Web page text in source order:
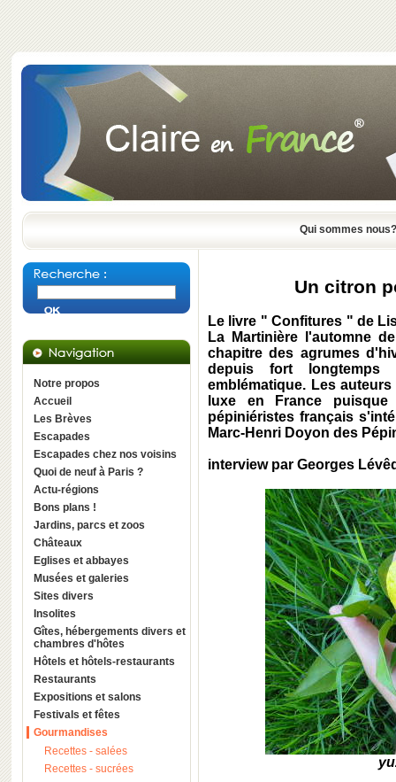
Qui sommes nous?
Notre propos
Accueil
Les Brèves
Escapades
Escapades chez nos voisins
Quoi de neuf à Paris ?
Actu-régions
Bons plans !
Jardins, parcs et zoos
Châteaux
Eglises et abbayes
Musées et galeries
Sites divers
Insolites
Gîtes, hébergements divers et
chambres d'hôtes
Hôtels et hôtels-restaurants
Restaurants
Expositions et salons
Festivals et fêtes
Gourmandises
Recettes - salées
Recettes - sucrées
Un citron
Le livre " Confitures " de
La Martinière l'automne
chapitre des agrumes
depuis fort
emblématique. Les
luxe en France
pépiniéristes français
Marc-Henri Doyon des
interview par Georges